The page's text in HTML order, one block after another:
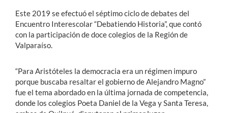
Este 2019 se efectuó el séptimo ciclo de debates del
Encuentro Interescolar “Debatiendo Historia”, que contó
con la participación de doce colegios de la Región de
Valparaíso.
“Para Aristóteles la democracia era un régimen impuro
porque buscaba resaltar el gobierno de Alejandro Magno”
fue el tema abordado en la última jornada de competencia,
donde los colegios Poeta Daniel de la Vega y Santa Teresa,